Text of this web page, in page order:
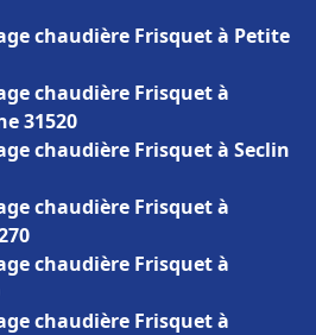
chaudière Frisquet à Petite
chaudière Frisquet à
31520
chaudière Frisquet à Seclin
chaudière Frisquet à
chaudière Frisquet à
chaudière Frisquet à